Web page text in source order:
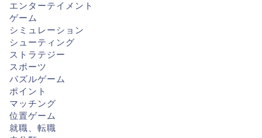
エンターテイメント
ゲーム
シミュレーション
シューティング
ストラテジー
スポーツ
パズルゲーム
ポイント
マッチング
位置ゲーム
就職、転職